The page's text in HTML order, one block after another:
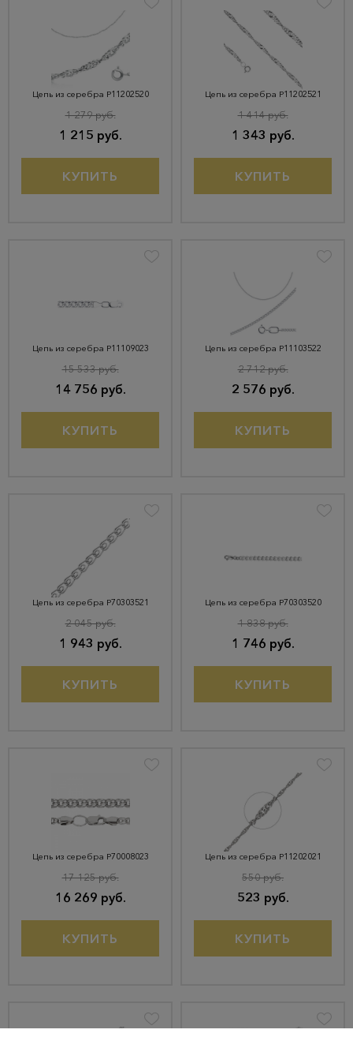
Цепь из серебра Р11202520
1 215 руб.
1 279 руб.
КУПИТЬ
Цепь из серебра Р11202521
1 343 руб.
1 414 руб.
КУПИТЬ
Цепь из серебра Р11109023
14 756 руб.
15 533 руб.
КУПИТЬ
Цепь из серебра Р11103522
2 576 руб.
2 712 руб.
КУПИТЬ
Цепь из серебра Р70303521
1 943 руб.
2 045 руб.
КУПИТЬ
Цепь из серебра Р70303520
1 746 руб.
1 838 руб.
КУПИТЬ
Цепь из серебра Р70008023
16 269 руб.
17 125 руб.
КУПИТЬ
Цепь из серебра Р11202021
523 руб.
550 руб.
КУПИТЬ